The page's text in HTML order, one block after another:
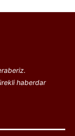
haberdar